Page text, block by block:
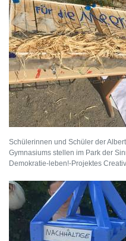
Schülerinnen und Schüler der
Gymnasiums stellen im Park der
Demokratie-leben!-Projektes